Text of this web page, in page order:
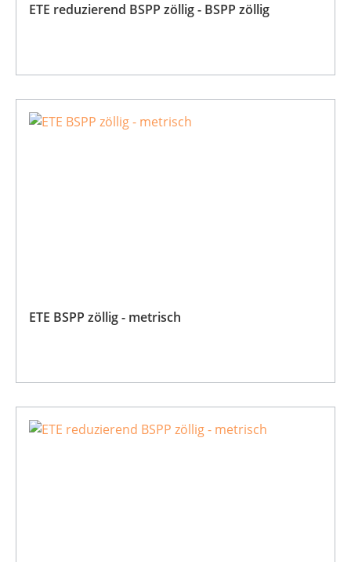
ETE reduzierend BSPP zöllig - BSPP zöllig
ETE BSPP zöllig - metrisch